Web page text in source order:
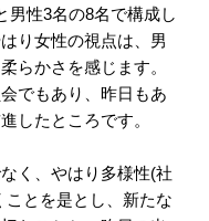
男性3名の8名で構成し
り女性の視点は、男
らかさを感じます。
でもあり、昨日もあ
したところです。
く、やはり多様性(社
とを是とし、新たな